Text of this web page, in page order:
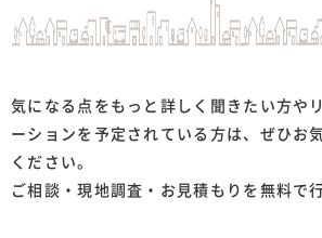
気になる点をもっと詳しく聞きたい方や
ーションを予定されている方は、ぜひお
ください。
ご相談・現地調査・お見積もりを無料で